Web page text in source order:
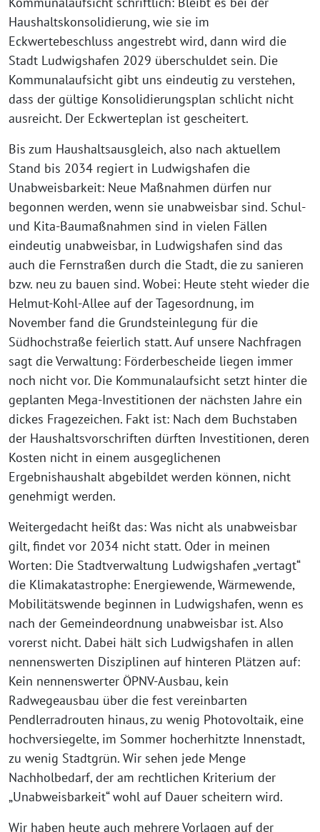
Haushaltskonsolidierung, wie sie im
Eckwertebeschluss angestrebt wird, dann wird die
Stadt Ludwigshafen 2029 überschuldet sein. Die
Kommunalaufsicht gibt uns eindeutig zu verstehen,
dass der gültige Konsolidierungsplan schlicht nicht
ausreicht. Der Eckwerteplan ist gescheitert.
Bis zum Haushaltsausgleich, also nach aktuellem
Stand bis 2034 regiert in Ludwigshafen die
Unabweisbarkeit: Neue Maßnahmen dürfen nur
begonnen werden, wenn sie unabweisbar sind. Schul-
und Kita-Baumaßnahmen sind in vielen Fällen
eindeutig unabweisbar, in Ludwigshafen sind das
auch die Fernstraßen durch die Stadt, die zu sanieren
bzw. neu zu bauen sind. Wobei: Heute steht wieder die
Helmut-Kohl-Allee auf der Tagesordnung, im
November fand die Grundsteinlegung für die
Südhochstraße feierlich statt. Auf unsere Nachfragen
sagt die Verwaltung: Förderbescheide liegen immer
noch nicht vor. Die Kommunalaufsicht setzt hinter die
geplanten Mega-Investitionen der nächsten Jahre ein
dickes Fragezeichen. Fakt ist: Nach dem Buchstaben
der Haushaltsvorschriften dürften Investitionen, deren
Kosten nicht in einem ausgeglichenen
Ergebnishaushalt abgebildet werden können, nicht
genehmigt werden.
Weitergedacht heißt das: Was nicht als unabweisbar
gilt, findet vor 2034 nicht statt. Oder in meinen
Worten: Die Stadtverwaltung Ludwigshafen „vertagt“
die Klimakatastrophe: Energiewende, Wärmewende,
Mobilitätswende beginnen in Ludwigshafen, wenn es
nach der Gemeindeordnung unabweisbar ist. Also
vorerst nicht. Dabei hält sich Ludwigshafen in allen
nennenswerten Disziplinen auf hinteren Plätzen auf:
Kein nennenswerter ÖPNV-Ausbau, kein
Radwegeausbau über die fest vereinbarten
Pendlerradrouten hinaus, zu wenig Photovoltaik, eine
hochversiegelte, im Sommer hocherhitzte Innenstadt,
zu wenig Stadtgrün. Wir sehen jede Menge
Nachholbedarf, der am rechtlichen Kriterium der
„Unabweisbarkeit“ wohl auf Dauer scheitern wird.
Wir haben heute auch mehrere Vorlagen auf der